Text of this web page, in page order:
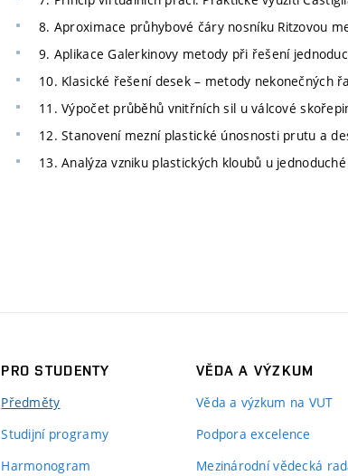
8. Aproximace průhybové čáry nosníku Ritzovou
9. Aplikace Galerkinovy metody při řešení
10. Klasické řešení desek – metody nekonečných
11. Výpočet průběhů vnitřních sil u válcové
12. Stanovení mezní plastické únosnosti prutu a
13. Analýza vzniku plastických kloubů u
PRO STUDENTY
Předměty
Studijní programy
Harmonogram
VĚDA A VÝZKUM
Věda a výzkum na VUT
Podpora excelence
Mezinárodní vědecká